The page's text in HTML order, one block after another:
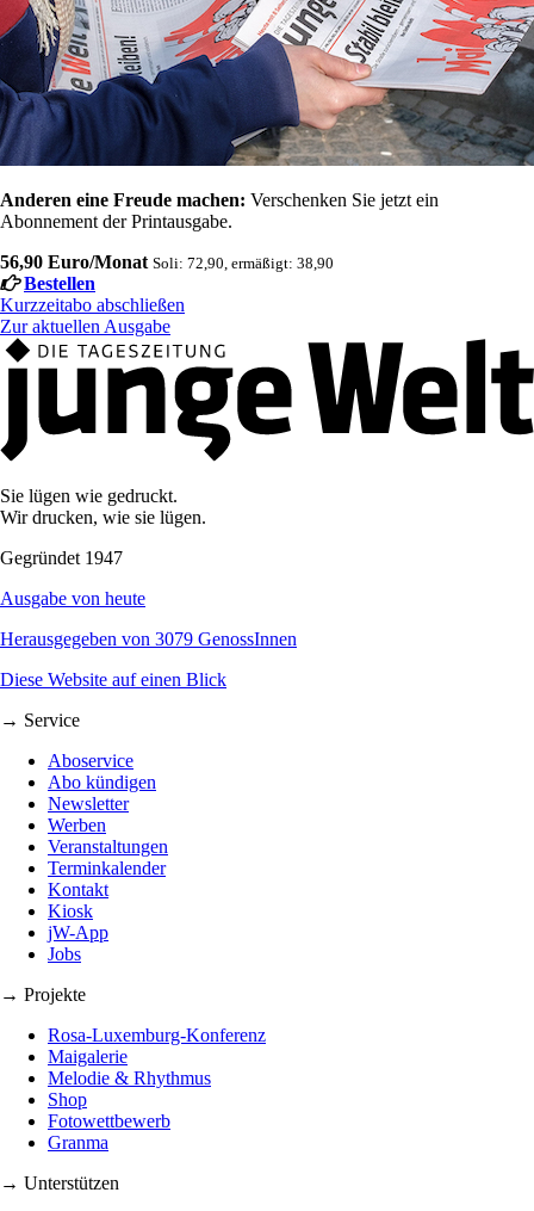
Anderen eine Freude machen: Verschenken Sie jetzt ein
Abonnement der Printausgabe.
56,90 Euro/Monat Soli: 72,90, ermäßigt: 38,90
Bestellen
Kurzzeitabo abschließen
Zur aktuellen Ausgabe
Sie lügen wie gedruckt.
Wir drucken, wie sie lügen.
Gegründet 1947
Ausgabe von heute
Herausgegeben von 3079 GenossInnen
Diese Website auf einen Blick
→ Service
Aboservice
Abo kündigen
Newsletter
Werben
Veranstaltungen
Terminkalender
Kontakt
Kiosk
jW-App
Jobs
→ Projekte
Rosa-Luxemburg-Konferenz
Maigalerie
Melodie & Rhythmus
Shop
Fotowettbewerb
Granma
→ Unterstützen